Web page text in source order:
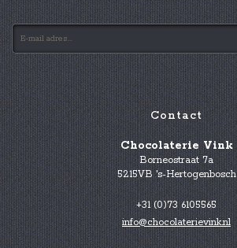
Contact
Chocolaterie Vink
Borneostraat 7a
5215VB 's-Hertogenbosch
+31 (0)73 6105565
info@chocolaterievink.nl